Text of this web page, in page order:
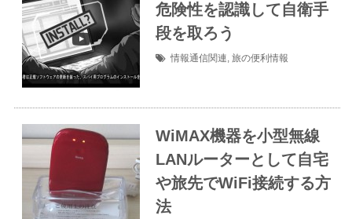
危険性を認識して自衛手
段を取ろう
情報通信関連, 旅の便利情報
WiMAX機器を小型無線
LANルーターとして自宅
や旅先でWiFi接続する方
法